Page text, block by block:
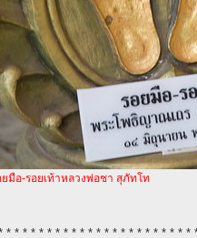
ยมือ-รอยเท้าหลวงพ่อชา สุภัทโท
* * * * * * * * * * * * * * * * * * * * * * *